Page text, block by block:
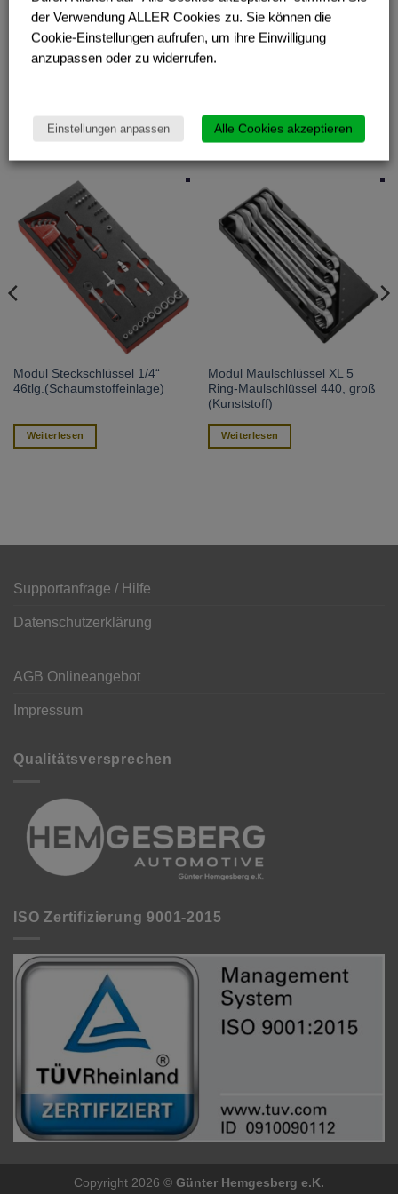
Modul Steckschlüssel 1/4“
46tlg.(Schaumstoffeinlage)
Weiterlesen
Modul Maulschlüssel XL 5
Ring-Maulschlüssel 440, groß
(Kunststoff)
Weiterlesen
Supportanfrage / Hilfe
Datenschutzerklärung
AGB Onlineangebot
Impressum
Qualitätsversprechen
ISO Zertifizierung 9001-2015
Copyright 2026 © Günter Hemgesberg e.K.
der Verwendung ALLER Cookies zu. Sie können die
Cookie-Einstellungen aufrufen, um ihre Einwilligung
anzupassen oder zu widerrufen.
Einstellungen anpassen Alle Cookies akzeptieren